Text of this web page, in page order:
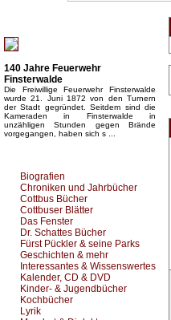
140 Jahre Feuerwehr
Finsterwalde
Die Freiwillige Feuerwehr Finsterwalde
wurde 21. Juni 1872 von den Turnern
der Stadt gegründet. Seitdem sind die
Kameraden in Finsterwalde in
unzähligen Stunden gegen Brände
vorgegangen, haben sich s ...
Biografien
Chroniken und Jahrbücher
Cottbus Bücher
Cottbuser Blätter
Das Fenster
Dr. Schattes Bücher
Fürst Pückler & seine Parks
Geschichten & mehr
Interessantes & Wissenswertes
Kalender, CD & DVD
Kinder- & Jugendbücher
Kochbücher
Lyrik